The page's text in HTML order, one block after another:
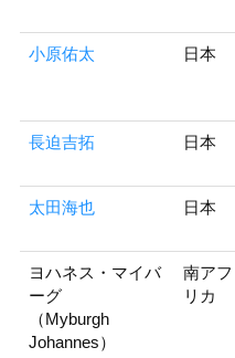
小原佑太 日本
長迫吉拓 日本
太田海也 日本
ヨハネス・マイバ
ーグ
（Myburgh
Johannes）
南アフ
リカ